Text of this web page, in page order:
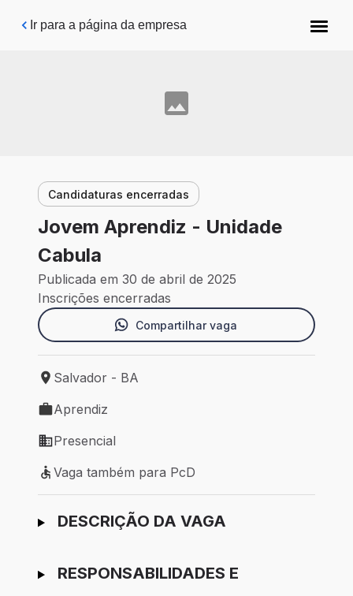
Pular para o conteúdo principal
Ir para a página da empresa
Candidaturas encerradas
Jovem Aprendiz - Unidade
Cabula
Publicada em 30 de abril de 2025
Inscrições encerradas
Compartilhar vaga
Local de trabalho: Salvador - BA
Salvador - BA
Tipo de vaga: Aprendiz
Aprendiz
Modelo de trabalho: Presencial
Presencial
Vaga também para PcD
Vaga também para PcD
Ir para candidatura
DESCRIÇÃO DA VAGA
RESPONSABILIDADES E